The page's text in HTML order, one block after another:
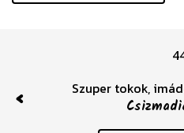
Szuper tokok,
Previous